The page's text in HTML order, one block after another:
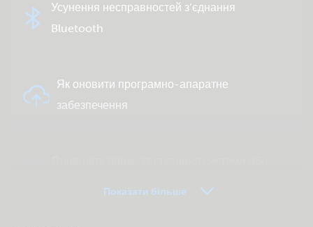
Усунення несправностей з’єднання
Bluetooth
Як оновити програмно-апаратне
забезпечення
Показати більше